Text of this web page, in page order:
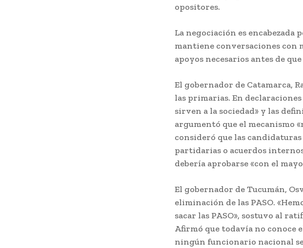
opositores.
La negociación es encabezada
mantiene conversaciones
apoyos necesarios antes de
El gobernador de Catamarca,
las primarias. En
sirven a la sociedad» y las
argumentó que el mecanismo
consideró que las
partidarias o acuerdos
debería aprobarse «con el
El gobernador de Tucumán,
eliminación de las PASO.
sacar las PASO», sostuvo al
Afirmó que todavía no conoce
ningún funcionario nacional